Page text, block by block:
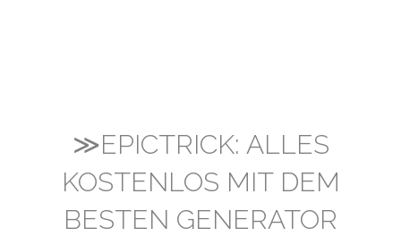
≫EPICTRICK: ALLES
KOSTENLOS MIT DEM
BESTEN GENERATOR